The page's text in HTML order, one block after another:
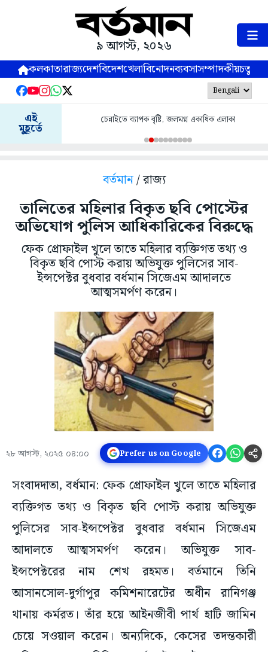
৯ আগস্ট, ২০২৬
কলকাতারাজ্যদেশবিদেশখেলাবিনোদনব্যবসাসম্পাদকীয়
এই
মুহূর্তে
চেন্নাইতে ব্যাপক বৃষ্টি, জলমগ্ন একাধিক এলাকা
বর্তমান/ রাজ্য
তালিতের মহিলার বিকৃত ছবি পোস্টের
অভিযোগ পুলিস আধিকারিকের বিরুদ্ধে
ফেক প্রোফাইল খুলে তাতে মহিলার ব্যক্তিগত তথ্য ও
বিকৃত ছবি পোস্ট করায় অভিযুক্ত পুলিসের সাব-
ইন্সপেক্টর বুধবার বর্ধমান সিজেএম আদালতে
আত্মসমর্পণ করেন।
২৮ আগস্ট, ২০২৫ ০৪:০০ Prefer us on Google
সংবাদদাতা, বর্ধমান: ফেক প্রোফাইল খুলে তাতে মহিলার
ব্যক্তিগত তথ্য ও বিকৃত ছবি পোস্ট করায় অভিযুক্ত
পুলিসের সাব-ইন্সপেক্টর বুধবার বর্ধমান সিজেএম
আদালতে আত্মসমর্পণ করেন। অভিযুক্ত সাব-
ইন্সপেক্টরের নাম শেখ রহমত। বর্তমানে তিনি
আসানসোল-দুর্গাপুর কমিশনারেটের অধীন রানিগঞ্জ
থানায় কর্মরত। তাঁর হয়ে আইনজীবী পার্থ হাটি জামিন
চেয়ে সওয়াল করেন। অন্যদিকে, কেসের তদন্তকারী